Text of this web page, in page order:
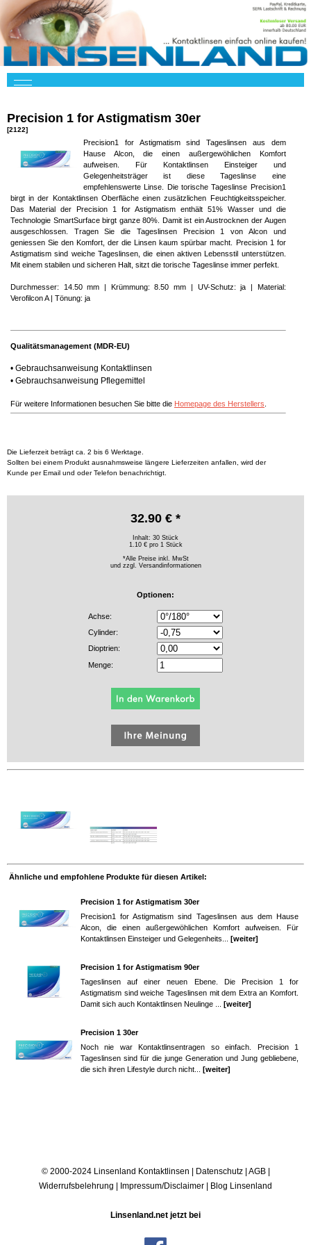
Precision 1 for Astigmatism 30er
[2122]
Precision1 for Astigmatism sind Tageslinsen aus dem
Hause Alcon, die einen außergewöhlichen Komfort
aufweisen. Für Kontaktlinsen Einsteiger und
Gelegenheitsträger ist diese Tageslinse eine
empfehlenswerte Linse. Die torische Tageslinse Precision1
birgt in der Kontaktlinsen Oberfläche einen zusätzlichen Feuchtigkeitsspeicher.
Das Material der Precision 1 for Astigmatism enthält 51% Wasser und die
Technologie SmartSurface birgt ganze 80%. Damit ist ein Austrocknen der Augen
ausgeschlossen. Tragen Sie die Tageslinsen Precision 1 von Alcon und
geniessen Sie den Komfort, der die Linsen kaum spürbar macht. Precision 1 for
Astigmatism sind weiche Tageslinsen, die einen aktiven Lebensstil unterstützen.
Mit einem stabilen und sicheren Halt, sitzt die torische Tageslinse immer perfekt.
Durchmesser: 14.50 mm | Krümmung: 8.50 mm | UV-Schutz: ja | Material:
Verofilcon A | Tönung: ja
Qualitätsmanagement (MDR-EU)
• Gebrauchsanweisung Kontaktlinsen
• Gebrauchsanweisung Pflegemittel
Für weitere Informationen besuchen Sie bitte die Homepage des Herstellers
Die Lieferzeit beträgt ca. 2 bis 6 Werktage.
Sollten bei einem Produkt ausnahmsweise längere Lieferzeiten anfallen, wird der
Kunde per Email und oder Telefon benachrichtigt.
32.90 € *
Inhalt: 30 Stück
1.10 € pro 1 Stück
*Alle Preise inkl. MwSt
und zzgl. Versandinformationen
Optionen:
Achse:
Cylinder:
Dioptrien:
Menge:
Ähnliche und empfohlene Produkte für diesen Artikel:
Precision 1 for Astigmatism 30er
Precision1 for Astigmatism sind Tageslinsen aus dem Hause
Alcon, die einen außergewöhlichen Komfort aufweisen. Für
Kontaktlinsen Einsteiger und Gelegenheits... [weiter]
Precision 1 for Astigmatism 90er
Tageslinsen auf einer neuen Ebene. Die Precision 1 for
Astigmatism sind weiche Tageslinsen mit dem Extra an Komfort.
Damit sich auch Kontaktlinsen Neulinge ... [weiter]
Precision 1 30er
Noch nie war Kontaktlinsentragen so einfach. Precision 1
Tageslinsen sind für die junge Generation und Jung gebliebene,
die sich ihren Lifestyle durch nicht... [weiter]
© 2000-2024 Linsenland Kontaktlinsen | Datenschutz| AGB|
Widerrufsbelehrung | Impressum/Disclaimer | Blog Linsenland
Linsenland.net jetzt bei